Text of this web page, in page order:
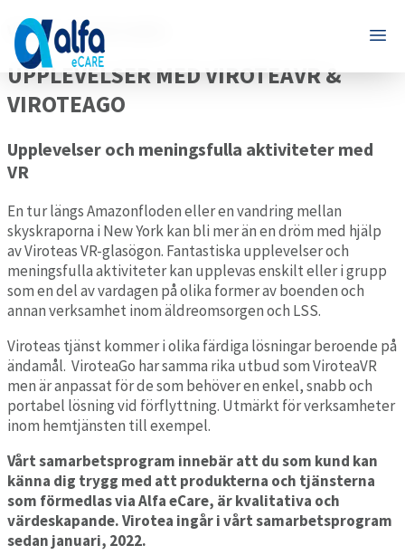
Virotea - virtual reality
UPPLEVELSER MED VIROTEAVR &
VIROTEAGO
Upplevelser och meningsfulla aktiviteter med
VR
En tur längs Amazonfloden eller en vandring mellan
skyskraporna i New York kan bli mer än en dröm med hjälp
av Viroteas VR-glasögon. Fantastiska upplevelser och
meningsfulla aktiviteter kan upplevas enskilt eller i grupp
som en del av vardagen på olika former av boenden och
annan verksamhet inom äldreomsorgen och LSS.
Viroteas tjänst kommer i olika färdiga lösningar beroende på
ändamål. ViroteaGo har samma rika utbud som ViroteaVR
men är anpassat för de som behöver en enkel, snabb och
portabel lösning vid förflyttning. Utmärkt för verksamheter
inom hemtjänsten till exempel.
Vårt samarbetsprogram innebär att du som kund kan
känna dig trygg med att produkterna och tjänsterna
som förmedlas via Alfa eCare, är kvalitativa och
värdeskapande. Virotea ingår i vårt samarbetsprogram
sedan januari, 2022.